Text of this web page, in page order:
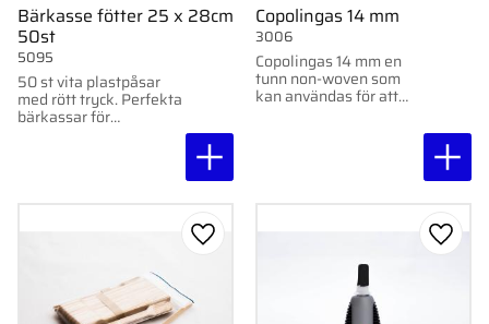
Bärkasse fötter 25 x 28cm
50st
50 st vita plastpåsar
med rött tryck. Perfekta
bärkassar för
5095
Copolingas 14 mm
Copolingas 14 mm en
tunn non-woven som
kan användas för att
3006
Lägg till i favoriter Lägg